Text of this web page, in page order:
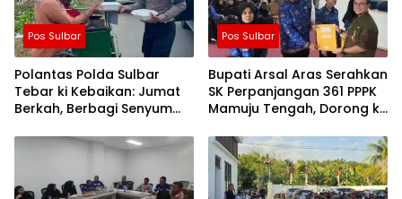
Pos Sulbar
Polantas Polda Sulbar
Tebar ki Kebaikan: Jumat
Berkah, Berbagi Senyum
Pos Sulbar
Bupati Arsal Aras Serahkan
SK Perpanjangan 361 PPPK
Mamuju Tengah, Dorong ki
Lebih Fleksibel